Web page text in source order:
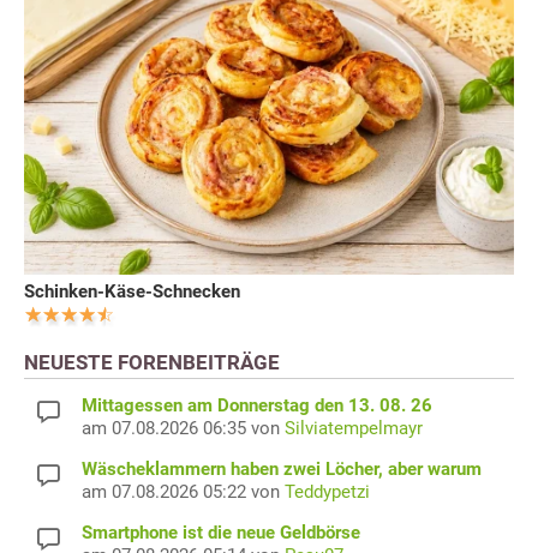
Schinken-Käse-Schnecken
NEUESTE FORENBEITRÄGE
Mittagessen am Donnerstag den 13. 08. 26
am 07.08.2026 06:35 von Silviatempelmayr
Wäscheklammern haben zwei Löcher, aber warum
am 07.08.2026 05:22 von Teddypetzi
Smartphone ist die neue Geldbörse